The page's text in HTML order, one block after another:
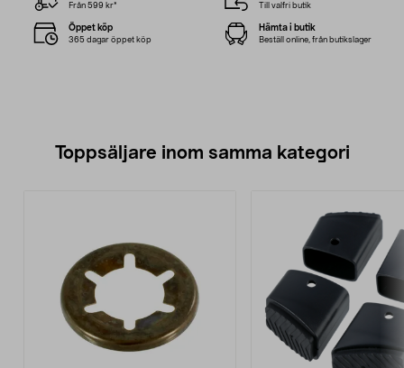
Från 599 kr* Till valfri butik
Öppet köp
365 dagar öppet köp
Hämta i butik
Beställ online, från butikslager
Toppsäljare inom samma kategori